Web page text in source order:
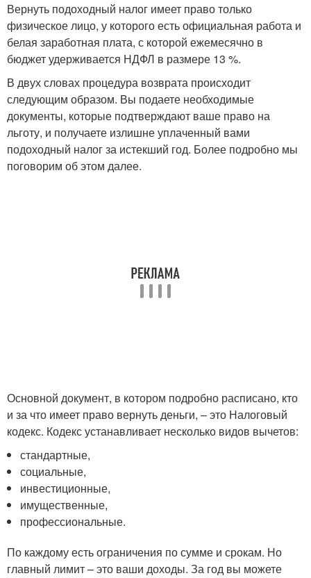
Вернуть подоходный налог имеет право только
физическое лицо, у которого есть официальная работа и
белая заработная плата, с которой ежемесячно в
бюджет удерживается НДФЛ в размере 13 %.
В двух словах процедура возврата происходит
следующим образом. Вы подаете необходимые
документы, которые подтверждают ваше право на
льготу, и получаете излишне уплаченный вами
подоходный налог за истекший год. Более подробно мы
поговорим об этом далее.
Основной документ, в котором подробно расписано, кто
и за что имеет право вернуть деньги, – это Налоговый
кодекс. Кодекс устанавливает несколько видов вычетов:
стандартные,
социальные,
инвестиционные,
имущественные,
профессиональные.
По каждому есть ограничения по сумме и срокам. Но
главный лимит – это ваши доходы. За год вы можете